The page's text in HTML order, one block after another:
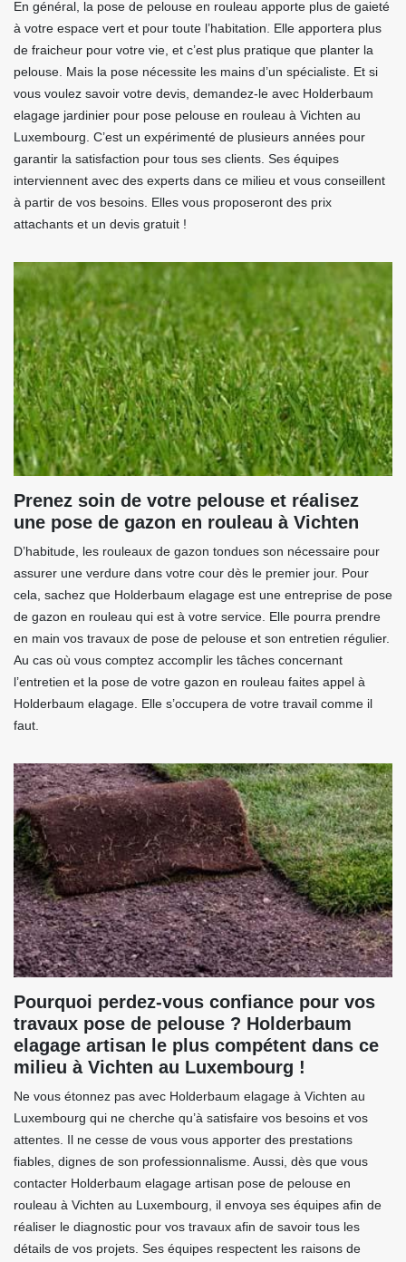
En général, la pose de pelouse en rouleau apporte plus de gaieté
à votre espace vert et pour toute l’habitation. Elle apportera plus
de fraicheur pour votre vie, et c’est plus pratique que planter la
pelouse. Mais la pose nécessite les mains d’un spécialiste. Et si
vous voulez savoir votre devis, demandez-le avec Holderbaum
elagage jardinier pour pose pelouse en rouleau à Vichten au
Luxembourg. C’est un expérimenté de plusieurs années pour
garantir la satisfaction pour tous ses clients. Ses équipes
interviennent avec des experts dans ce milieu et vous conseillent
à partir de vos besoins. Elles vous proposeront des prix
attachants et un devis gratuit !
Prenez soin de votre pelouse et réalisez
une pose de gazon en rouleau à Vichten
D’habitude, les rouleaux de gazon tondues son nécessaire pour
assurer une verdure dans votre cour dès le premier jour. Pour
cela, sachez que Holderbaum elagage est une entreprise de pose
de gazon en rouleau qui est à votre service. Elle pourra prendre
en main vos travaux de pose de pelouse et son entretien régulier.
Au cas où vous comptez accomplir les tâches concernant
l’entretien et la pose de votre gazon en rouleau faites appel à
Holderbaum elagage. Elle s’occupera de votre travail comme il
faut.
Pourquoi perdez-vous confiance pour vos
travaux pose de pelouse ? Holderbaum
elagage artisan le plus compétent dans ce
milieu à Vichten au Luxembourg !
Ne vous étonnez pas avec Holderbaum elagage à Vichten au
Luxembourg qui ne cherche qu’à satisfaire vos besoins et vos
attentes. Il ne cesse de vous vous apporter des prestations
fiables, dignes de son professionnalisme. Aussi, dès que vous
contacter Holderbaum elagage artisan pose de pelouse en
rouleau à Vichten au Luxembourg, il envoya ses équipes afin de
réaliser le diagnostic pour vos travaux afin de savoir tous les
détails de vos projets. Ses équipes respectent les raisons de